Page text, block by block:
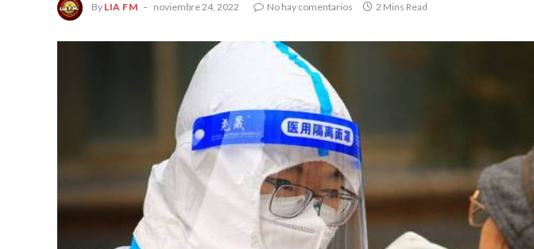
By LIA FM noviembre 24, 2022 No hay comentarios 2 Mins Read